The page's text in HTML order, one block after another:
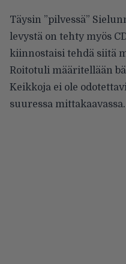
Täysin ”pilvessä”
levystä on tehty myös
kiinnostaisi tehdä siitä
Roitotuli määritellään
Keikkoja ei ole
suuressa mittakaavassa.